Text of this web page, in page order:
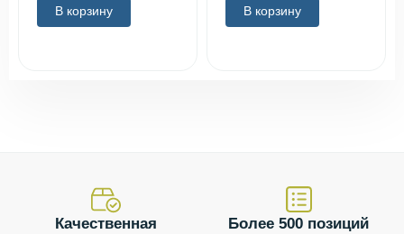
В корзину
В корзину
Качественная
Более 500 позиций